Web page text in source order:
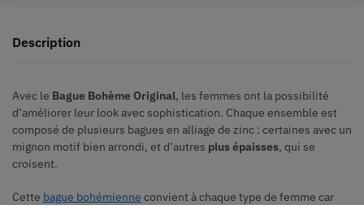
Description
Avec le Bague Bohème Original, les femmes ont la possibilité
d’améliorer leur look avec sophistication. Chaque ensemble est
composé de plusieurs bagues en alliage de zinc : certaines avec un
mignon motif bien arrondi, et d’autres plus épaisses, qui se
croisent.
Cette bague bohémienne convient à chaque type de femme car